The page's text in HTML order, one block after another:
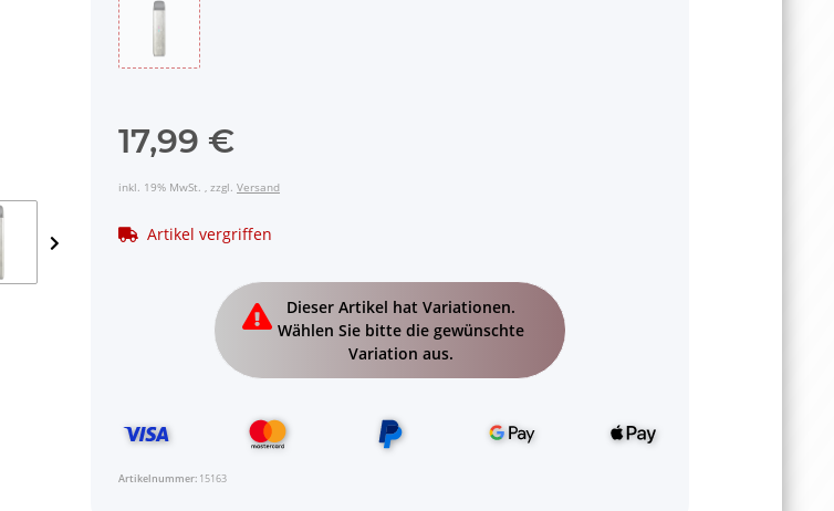
17,99 €
inkl. 19% MwSt. , zzgl. Versand
Artikel vergriffen
x
Dieser Artikel hat Variationen.
Wählen Sie bitte die gewünschte
Variation aus.
Artikelnummer: 15163